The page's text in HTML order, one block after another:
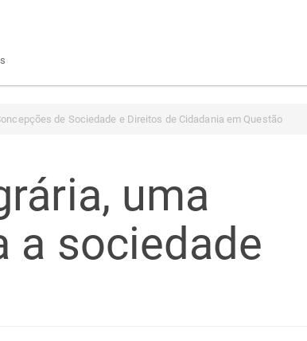
de Sociedade e Direitos de Cidadania em Questão
uma
a sociedade